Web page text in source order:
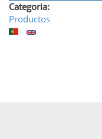
Categoria:
Productos